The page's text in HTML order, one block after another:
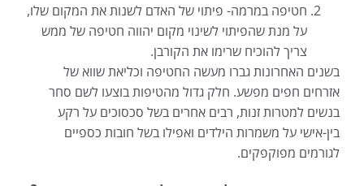
חטיפה במרמה- פיתוי של האדם לשנות את המקום שלו,
על מנת שהפיתוי לשינוי מקום יהווה חטיפה של ממש
צריך להוכיח שרימו את הקורבן.
בשנים האחרונות גברו מעשה החטיפה וכליאת שווא של
אזרחים חפים מפשע. חלק גדול מהטיפות בוצעו לשם סחר
בנשים למטרות זנות, רבים אחרים בשל סכסוכים על רקע
בין-אישי על משמרות הילדים ואפילו בשל חובות כספיים
לגורמים מפוקפקים.